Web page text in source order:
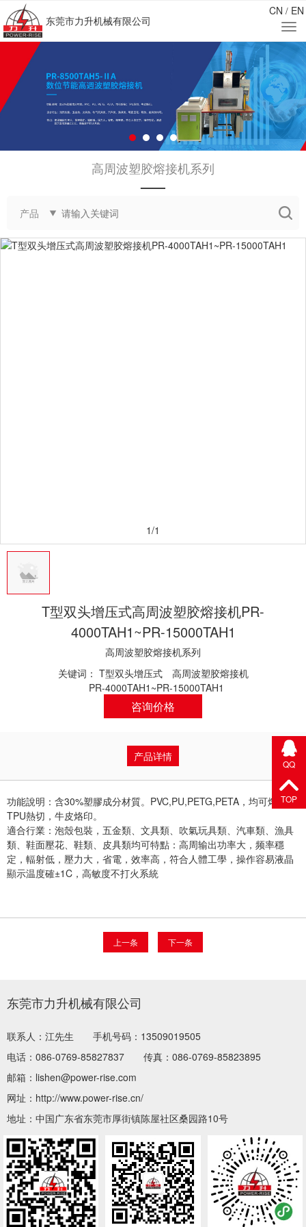
东莞市力升机械有限公司
CN / EN
高周波塑胶熔接机系列
——
产品
1/1
T型双头增压式高周波塑胶熔接机PR-
4000TAH1~PR-15000TAH1
高周波塑胶熔接机系列
关键词： T型双头增压式
高周波塑胶熔接机
PR-4000TAH1~PR-15000TAH1
咨询价格
产品详情
功能說明：含30%塑膠成分材質。PVC,PU,PETG,PETA，均可熔接；
TPU熱切，牛皮烙印。
適合行業：泡殼包裝，五金類、文具類、吹氣玩具類、汽車類、漁具
類、鞋面壓花、鞋類、皮具類均可特點：高周输出功率大，频率穩
定，輻射低，壓力大，省電，效率高，符合人體工學，操作容易液晶
顯示温度確±1C，高敏度不打火系統
上一条 下一条
东莞市力升机械有限公司
联系人：江先生
手机号码：13509019505
电话：086-0769-85827837
传真：086-0769-85823895
邮箱：lishen@power-rise.com
网址：http://www.power-rise.cn/
地址：中国广东省东莞市厚街镇陈屋社区桑园路10号
QQ
TOP